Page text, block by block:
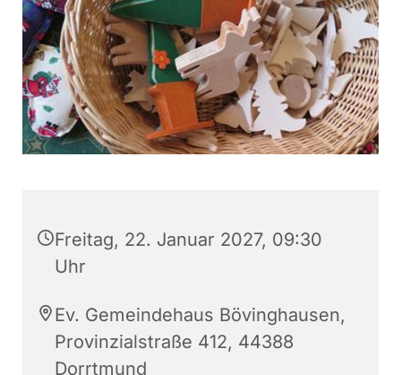
Freitag, 22. Januar 2027, 09:30
Uhr
Ev. Gemeindehaus Bövinghausen,
Provinzialstraße 412, 44388
Dorrtmund